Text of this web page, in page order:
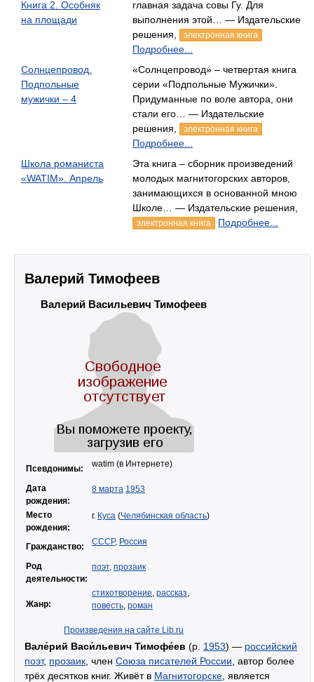
Книга 2. Особняк
на площади
главная задача совы Гу. Для
выполнения этой… — Издательские
решения,
электронная книга
Подробнее...
Солнцепровод.
Подпольные
мужички – 4
«Солнцепровод» – четвертая книга
серии «Подпольные Мужички».
Придуманные по воле автора, они
стали его… — Издательские
решения,
электронная книга
Подробнее...
Школа романиста
«WATIM». Апрель
Эта книга – сборник произведений
молодых магнитогорских авторов,
занимающихся в основанной мною
Школе… — Издательские решения,
электронная книга Подробнее...
Валерий Тимофеев
Валерий Васильевич Тимофеев
Псевдонимы: watim (в Интернете)
Дата
рождения:
8 марта 1953
Место
рождения:
г. Куса (Челябинская область)
Гражданство: СССР, Россия
Род
деятельности:
поэт, прозаик
Жанр:
стихотворение, рассказ,
повесть, роман
Произведения на сайте Lib.ru
Вале́рий Васи́льевич Тимофе́ев (р. 1953) — российский
поэт, прозаик , член Союза писателей России , автор более
трёх десятков книг. Живёт в Магнитогорске , является